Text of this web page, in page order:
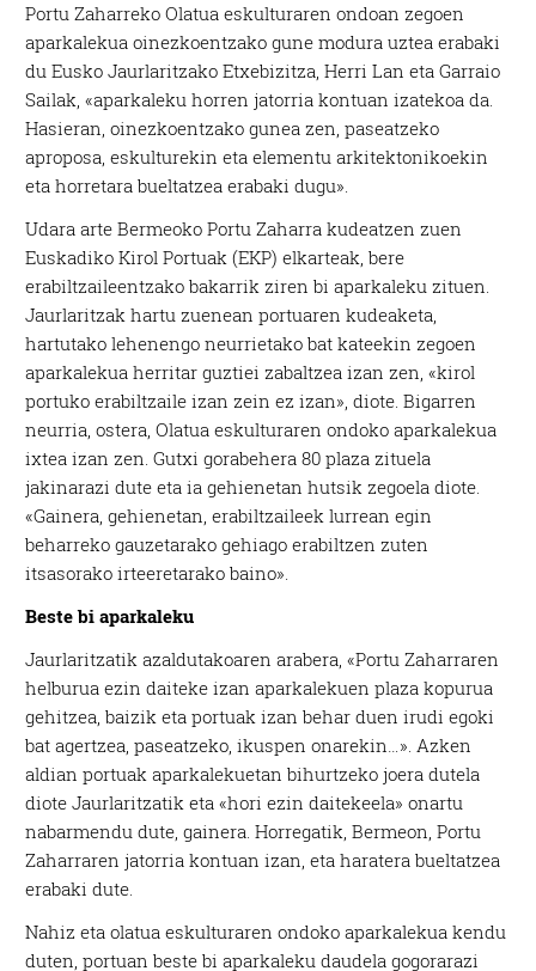
Portu Zaharreko Olatua eskulturaren ondoan zegoen
aparkalekua oinezkoentzako gune modura uztea erabaki
du Eusko Jaurlaritzako Etxebizitza, Herri Lan eta Garraio
Sailak, «aparkaleku horren jatorria kontuan izatekoa da.
Hasieran, oinezkoentzako gunea zen, paseatzeko
aproposa, eskulturekin eta elementu arkitektonikoekin
eta horretara bueltatzea erabaki dugu».
Udara arte Bermeoko Portu Zaharra kudeatzen zuen
Euskadiko Kirol Portuak (EKP) elkarteak, bere
erabiltzaileentzako bakarrik ziren bi aparkaleku zituen.
Jaurlaritzak hartu zuenean portuaren kudeaketa,
hartutako lehenengo neurrietako bat kateekin zegoen
aparkalekua herritar guztiei zabaltzea izan zen, «kirol
portuko erabiltzaile izan zein ez izan», diote. Bigarren
neurria, ostera, Olatua eskulturaren ondoko aparkalekua
ixtea izan zen. Gutxi gorabehera 80 plaza zituela
jakinarazi dute eta ia gehienetan hutsik zegoela diote.
«Gainera, gehienetan, erabiltzaileek lurrean egin
beharreko gauzetarako gehiago erabiltzen zuten
itsasorako irteeretarako baino».
Beste bi aparkaleku
Jaurlaritzatik azaldutakoaren arabera, «Portu Zaharraren
helburua ezin daiteke izan aparkalekuen plaza kopurua
gehitzea, baizik eta portuak izan behar duen irudi egoki
bat agertzea, paseatzeko, ikuspen onarekin…». Azken
aldian portuak aparkalekuetan bihurtzeko joera dutela
diote Jaurlaritzatik eta «hori ezin daitekeela» onartu
nabarmendu dute, gainera. Horregatik, Bermeon, Portu
Zaharraren jatorria kontuan izan, eta haratera bueltatzea
erabaki dute.
Nahiz eta olatua eskulturaren ondoko aparkalekua kendu
duten, portuan beste bi aparkaleku daudela gogorarazi